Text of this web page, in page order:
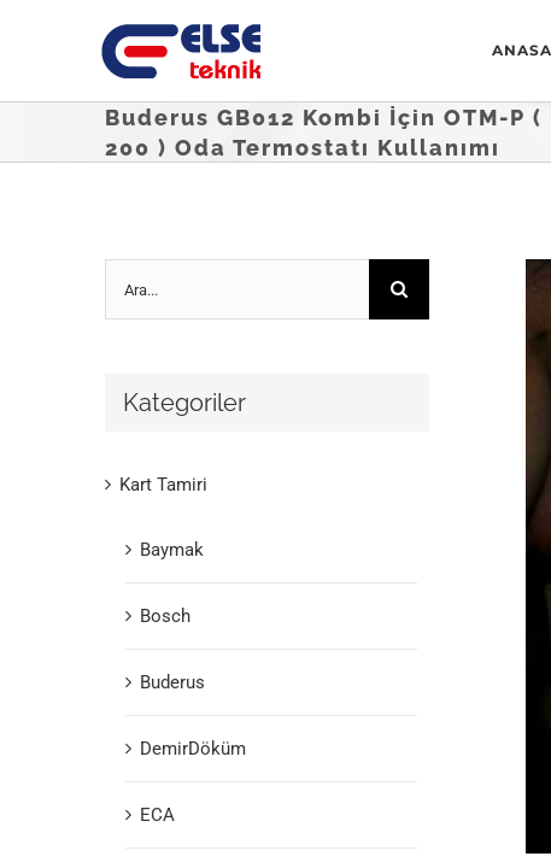
content
Buderus GB012 Kombi İçin OTM-P (
200 ) Oda Termostatı Kullanımı
Kategoriler
Kart Tamiri
Baymak
Bosch
Buderus
DemirDöküm
ECA